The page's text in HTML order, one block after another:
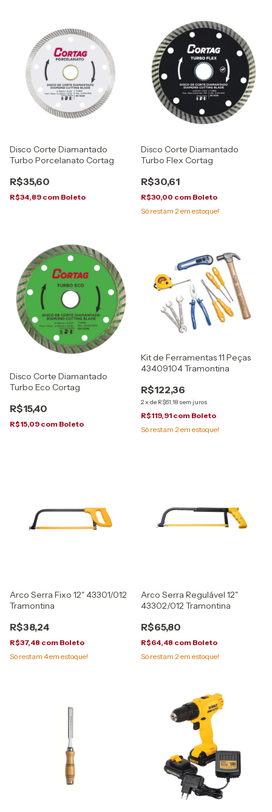
Disco Corte Diamantado
Turbo Porcelanato Cortag
R$35,60
R$34,89 com Boleto
Disco Corte Diamantado
Turbo Flex Cortag
R$30,61
R$30,00 com Boleto
Só restam 2 em estoque!
Disco Corte Diamantado
Turbo Eco Cortag
R$15,40
R$15,09 com Boleto
Kit de Ferramentas 11 Peças
43409104 Tramontina
R$122,36
2x de R$61,18 sem juros
R$119,91 com Boleto
Só restam 2 em estoque!
Arco Serra Fixo 12" 43301/012
Tramontina
R$38,24
R$37,48 com Boleto
Só restam 4em estoque!
Arco Serra Regulável 12"
43302/012 Tramontina
R$65,80
R$64,48 com Boleto
Só restam 2 em estoque!